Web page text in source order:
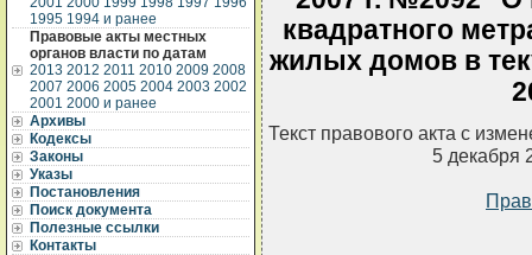
1995 1994 и ранее
Правовые акты местных
органов власти по датам
2013 2012 2011 2010 2009 2008
2007 2006 2005 2004 2003 2002
2001 2000 и ранее
Архивы
Кодексы
Законы
Указы
Постановления
Поиск документа
Полезные ссылки
Контакты
квадратного
жилых домов в
Текст правового акта с
5 декабря